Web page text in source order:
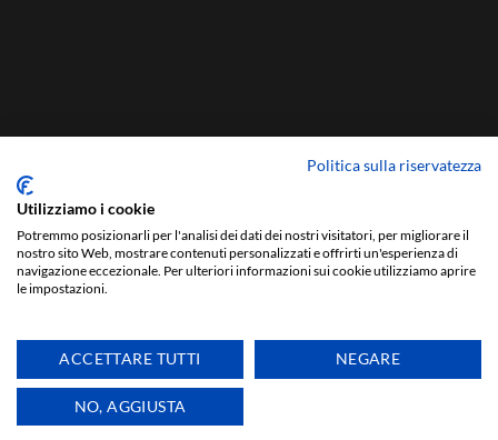
Politica sulla riservatezza
Utilizziamo i cookie
Potremmo posizionarli per l'analisi dei dati dei nostri visitatori, per migliorare il
nostro sito Web, mostrare contenuti personalizzati e offrirti un'esperienza di
navigazione eccezionale. Per ulteriori informazioni sui cookie utilizziamo aprire
le impostazioni.
ACCETTARE TUTTI NEGARE
NO, AGGIUSTA